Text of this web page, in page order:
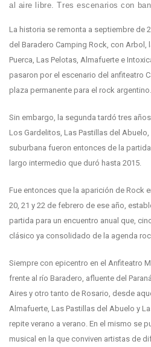
al aire libre. Tres escenarios con
La historia se remonta a septiembre de
del Baradero Camping Rock, con Arbol,
Puerca, Las Pelotas, Almafuerte e
pasaron por el escenario del anfiteatro
plaza permanente para el rock argentino.
Sin embargo, la segunda tardó tres
Los Gardelitos, Las Pastillas del Abuelo,
suburbana fueron entonces de la
largo intermedio que duró hasta 2015.
Fue entonces que la aparición de Rock
20, 21 y 22 de febrero de ese año,
partida para un encuentro anual que,
clásico ya consolidado de la agenda
Siempre con epicentro en el Anfiteatro
frente al río Baradero, afluente del
Aires y otro tanto de Rosario, desde
Almafuerte, Las Pastillas del Abuelo y
repite verano a verano. En el mismo se
musical en la que conviven artistas de